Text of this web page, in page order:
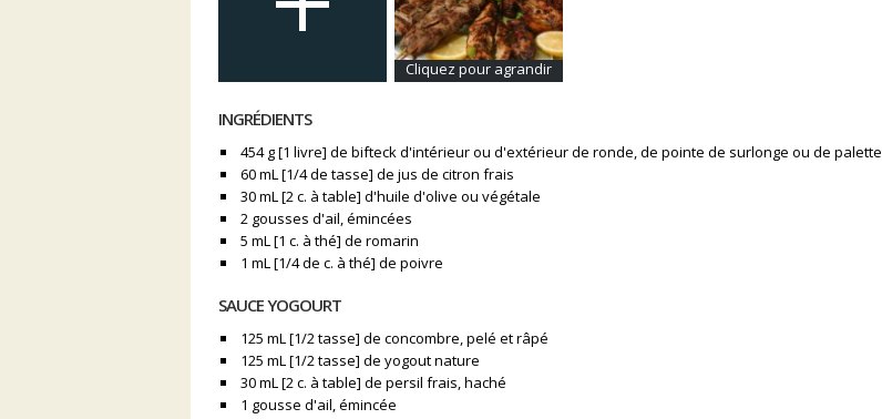
Cliquez pour agrandir
INGRÉDIENTS
454 g [1 livre] de bifteck d'intérieur ou d'extérieur de ronde, de pointe de surlonge ou de palette
60 mL [1/4 de tasse] de jus de citron frais
30 mL [2 c. à table] d'huile d'olive ou végétale
2 gousses d'ail, émincées
5 mL [1 c. à thé] de romarin
1 mL [1/4 de c. à thé] de poivre
SAUCE YOGOURT
125 mL [1/2 tasse] de concombre, pelé et râpé
125 mL [1/2 tasse] de yogout nature
30 mL [2 c. à table] de persil frais, haché
1 gousse d'ail, émincée